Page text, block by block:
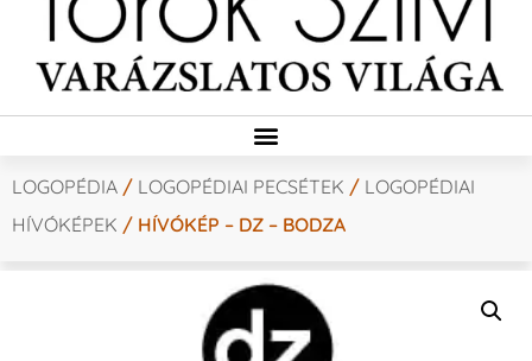
LOGOPÉDIA / LOGOPÉDIAI PECSÉTEK / LOGOPÉDIAI
HÍVÓKÉPEK / HÍVÓKÉP – DZ – BODZA